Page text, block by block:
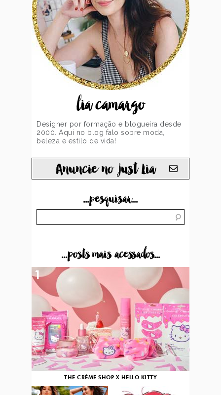
lia camargo
Designer por formação e blogueira desde
2000. Aqui no blog falo sobre moda,
beleza e estilo de vida!
Anuncie no just Lia
...pesquisar...
...posts mais acessados...
THE CRÈME SHOP X HELLO KITTY
1